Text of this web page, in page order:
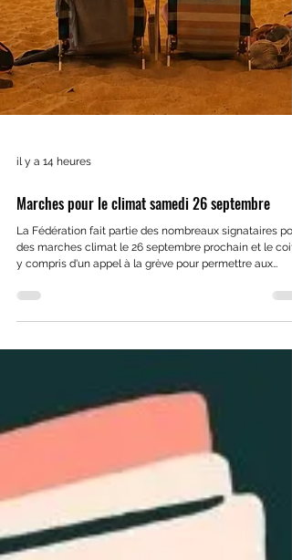
il y a 14 heures
Marches pour le climat samedi 26 septembre
La Fédération fait partie des nombreaux signataires
y compris d'un appel à la grève pour permettre aux
salarié-es de notre secteur d'activité de manifester à